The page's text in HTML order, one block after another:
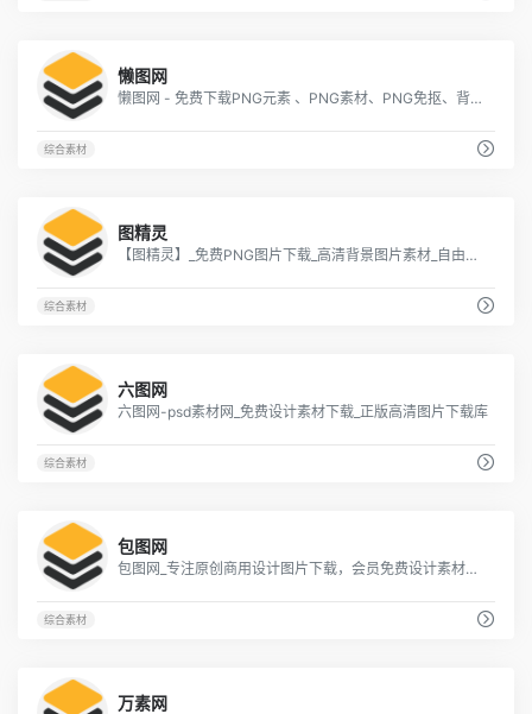
懒图网
懒图网 - 免费下载PNG元素 、PNG素材、PNG免抠、背景素材、适量素材等精品设计素材
综合素材
图精灵
【图精灵】_免费PNG图片下载_高清背景图片素材_自由设计
综合素材
六图网
六图网-psd素材网_免费设计素材下载_正版高清图片下载库
综合素材
包图网
包图网_专注原创商用设计图片下载，会员免费设计素材模板独家图库
综合素材
万素网